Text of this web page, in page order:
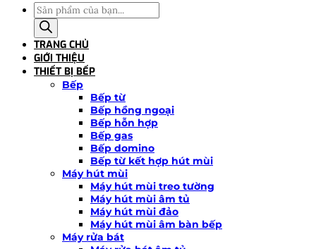
Tìm
kiếm
sản
phẩm
TRANG CHỦ
GIỚI THIỆU
THIẾT BỊ BẾP
Bếp
Bếp từ
Bếp hồng ngoại
Bếp hỗn hợp
Bếp gas
Bếp domino
Bếp từ kết hợp hút mùi
Máy hút mùi
Máy hút mùi treo tường
Máy hút mùi âm tủ
Máy hút mùi đảo
Máy hút mùi âm bàn bếp
Máy rửa bát